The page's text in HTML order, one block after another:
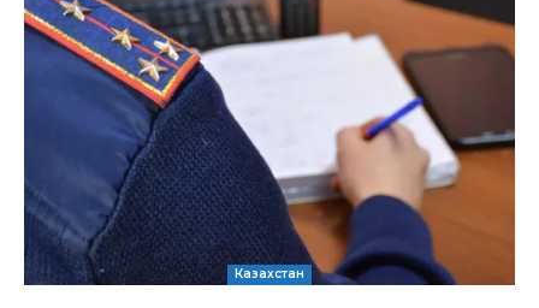
Казахстан